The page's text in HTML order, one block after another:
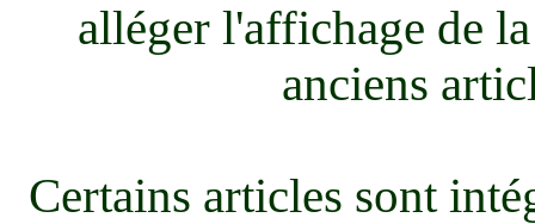
alléger l'affichage de
anciens
Certains articles sont